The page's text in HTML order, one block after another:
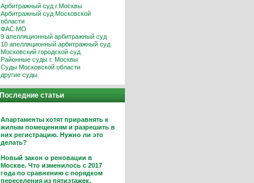
Арбитражный суд г.Москвы
Арбитражный суд Московской
области
ФАС МО
9 апелляционный арбитражный суд
10 апелляционный арбитражный суд
Московский городской суд
Районные суды г. Москвы
Суды Московской области
другие суды
Последние статьи
Апартаменты хотят приравнять к
жилым помещениям и разрешить в
них регистрацию. Нужно ли это
делать?
Новый закон о реновации в
Москве. Что изменилось с 2017
года по сравнению с порядком
переселения из пятиэтажек,